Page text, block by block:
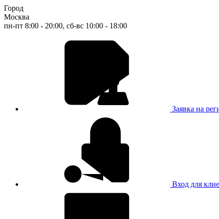
Город
Москва
пн-пт 8:00 - 20:00, сб-вс 10:00 - 18:00
Заявка на
Вход для